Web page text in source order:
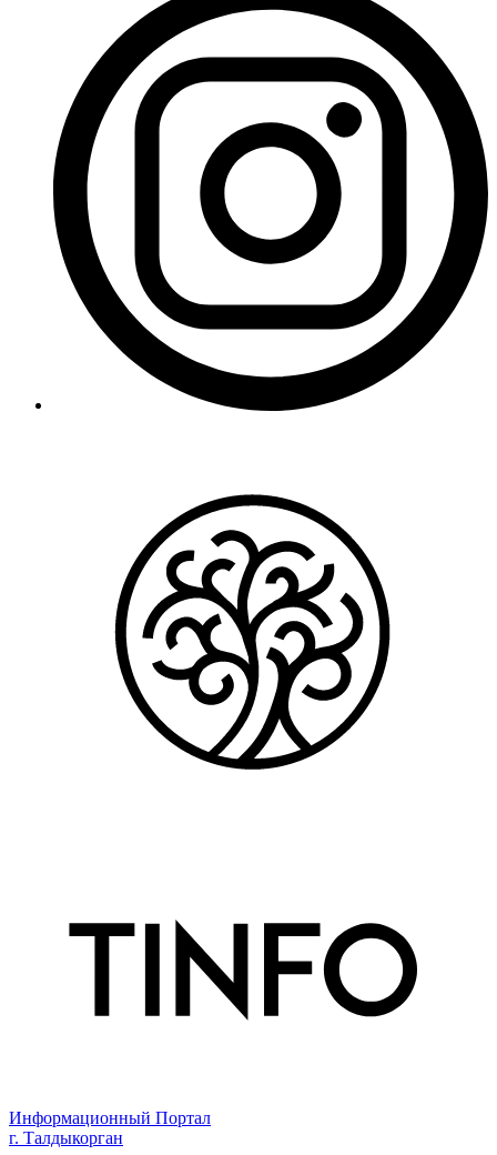
Информационный Портал
г. Талдыкорган